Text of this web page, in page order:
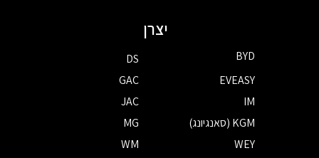
יצרן
BYD
DS
EVEASY
GAC
IM
JAC
KGM (סאנגיונג)
MG
WEY
WM